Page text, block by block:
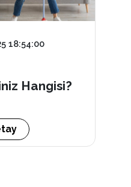
18:54:00
Hangisi?